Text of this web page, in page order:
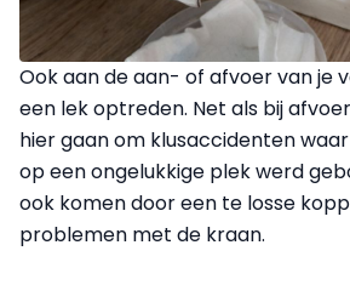
Ook aan de aan- of afvoer van je
een lek optreden. Net als bij
hier gaan om klusaccidenten
op een ongelukkige plek werd
ook komen door een te losse
problemen met de kraan.